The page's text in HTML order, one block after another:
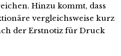
Hinzu kommt, dass
vergleichsweise kurz
der Erstnotiz für Druck